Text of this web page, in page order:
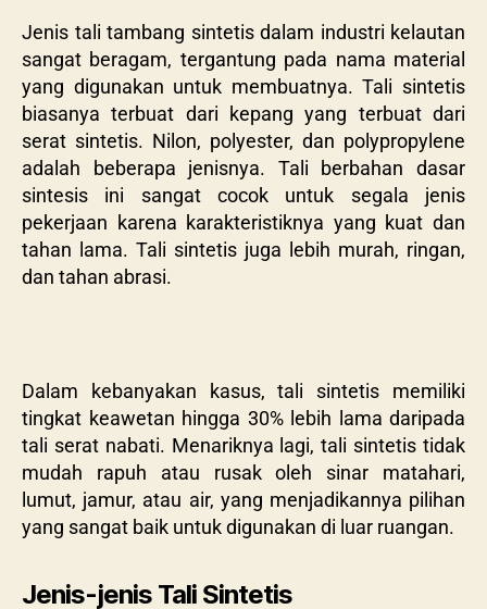
Jenis tali tambang sintetis dalam industri kelautan
sangat beragam, tergantung pada nama material
yang digunakan untuk membuatnya. Tali sintetis
biasanya terbuat dari kepang yang terbuat dari
serat sintetis. Nilon, polyester, dan polypropylene
adalah beberapa jenisnya. Tali berbahan dasar
sintesis ini sangat cocok untuk segala jenis
pekerjaan karena karakteristiknya yang kuat dan
tahan lama. Tali sintetis juga lebih murah, ringan,
dan tahan abrasi.
Dalam kebanyakan kasus, tali sintetis memiliki
tingkat keawetan hingga 30% lebih lama daripada
tali serat nabati. Menariknya lagi, tali sintetis tidak
mudah rapuh atau rusak oleh sinar matahari,
lumut, jamur, atau air, yang menjadikannya pilihan
yang sangat baik untuk digunakan di luar ruangan.
Jenis-jenis Tali Sintetis